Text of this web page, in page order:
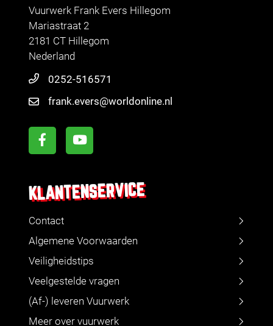
Vuurwerk Frank Evers Hillegom
Mariastraat 2
2181 CT Hillegom
Nederland
0252-516571
frank.evers@worldonline.nl
KLANTENSERVICE
Contact
Algemene Voorwaarden
Veiligheidstips
Veelgestelde vragen
(Af-) leveren Vuurwerk
Meer over vuurwerk